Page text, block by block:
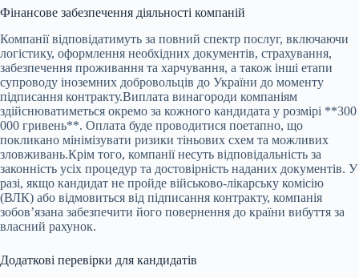
Фінансове забезпечення діяльності компаній
Компанії відповідатимуть за повний спектр послуг, включаючи
логістику, оформлення необхідних документів, страхування,
забезпечення проживання та харчування, а також інші етапи
супроводу іноземних добровольців до України до моменту
підписання контракту.Виплата винагороди компаніям
здійснюватиметься окремо за кожного кандидата у розмірі **300
000 гривень**. Оплата буде проводитися поетапно, що
покликано мінімізувати ризики тіньових схем та можливих
зловживань.Крім того, компанії несуть відповідальність за
законність усіх процедур та достовірність наданих документів. У
разі, якщо кандидат не пройде військово-лікарську комісію
(ВЛК) або відмовиться від підписання контракту, компанія
зобов’язана забезпечити його повернення до країни вибуття за
власний рахунок.
Додаткові перевірки для кандидатів